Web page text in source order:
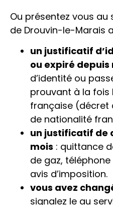
Ou présentez vous au
de Drouvin-le-Marais
un justificatif
ou expiré depuis
d’identité ou
prouvant à la fois
française (décret
de nationalité
un justificatif de
mois : quittance
de gaz,
avis d’imposition.
vous avez
signalez le au